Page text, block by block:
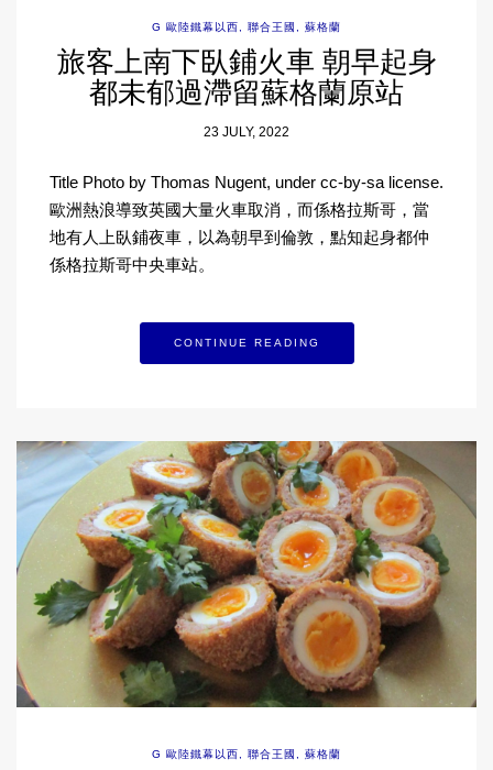
G 歐陸鐵幕以西 聯合王國 蘇格蘭
旅客上南下臥鋪火車 朝早起身
都未郁過滯留蘇格蘭原站
23 JULY, 2022
Title Photo by Thomas Nugent, under cc-by-sa license.
歐洲熱浪導致英國大量火車取消，而係格拉斯哥，當
地有人上臥鋪夜車，以為朝早到倫敦，點知起身都仲
係格拉斯哥中央車站。
CONTINUE READING
G 歐陸鐵幕以西 聯合王國 蘇格蘭